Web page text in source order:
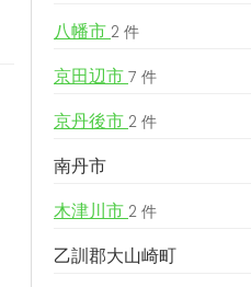
八幡市 2 件
京田辺市 7 件
京丹後市 2 件
南丹市
木津川市 2 件
乙訓郡大山崎町